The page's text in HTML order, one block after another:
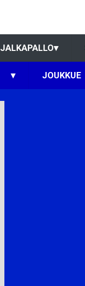
JALKAPALLO▾
▾ JOUKKUE